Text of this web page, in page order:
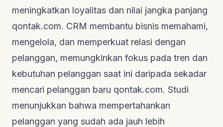
meningkatkan loyalitas dan nilai jangka panjang
qontak.com. CRM membantu bisnis memahami,
mengelola, dan memperkuat relasi dengan
pelanggan, memungkinkan fokus pada tren dan
kebutuhan pelanggan saat ini daripada sekadar
mencari pelanggan baru qontak.com. Studi
menunjukkan bahwa mempertahankan
pelanggan yang sudah ada jauh lebih